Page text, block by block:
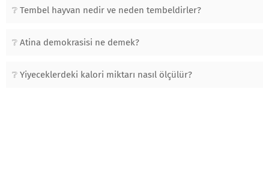
Tembel hayvan nedir ve neden tembeldirler?
Atina demokrasisi ne demek?
Yiyeceklerdeki kalori miktarı nasıl ölçülür?